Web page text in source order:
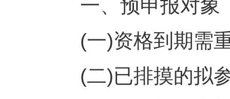
一、预申报对象
(一)资格到期需重
(二)已排摸的拟参